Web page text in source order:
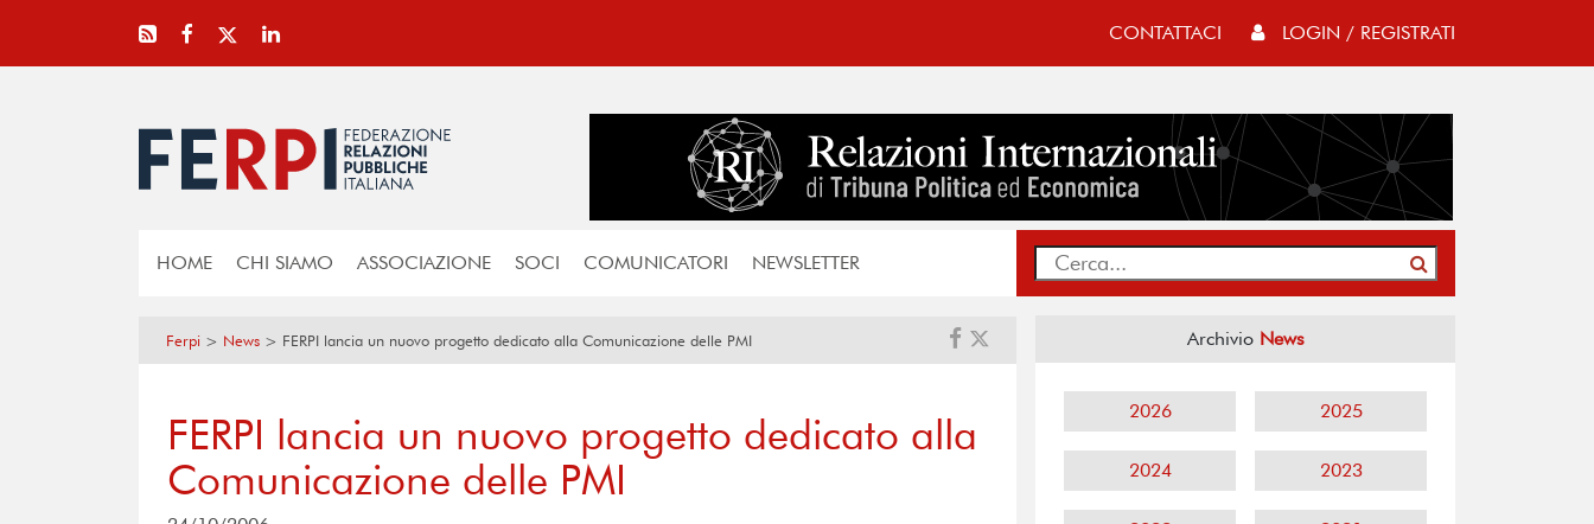
CONTATTACI LOGIN / REGISTRATI
HOME CHI SIAMO ASSOCIAZIONE SOCI COMUNICATORI NEWSLETTER
Ferpi > News > FERPI lancia un nuovo progetto dedicato alla Comunicazione delle PMI
FERPI lancia un nuovo progetto dedicato alla
Comunicazione delle PMI
Archivio News
2026 2025
2024 2023